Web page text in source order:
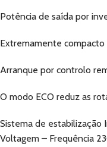
Potência de saída por
Extremamente
Arranque por controlo
O modo ECO reduz as
Sistema de estabilização
Voltagem – Frequência